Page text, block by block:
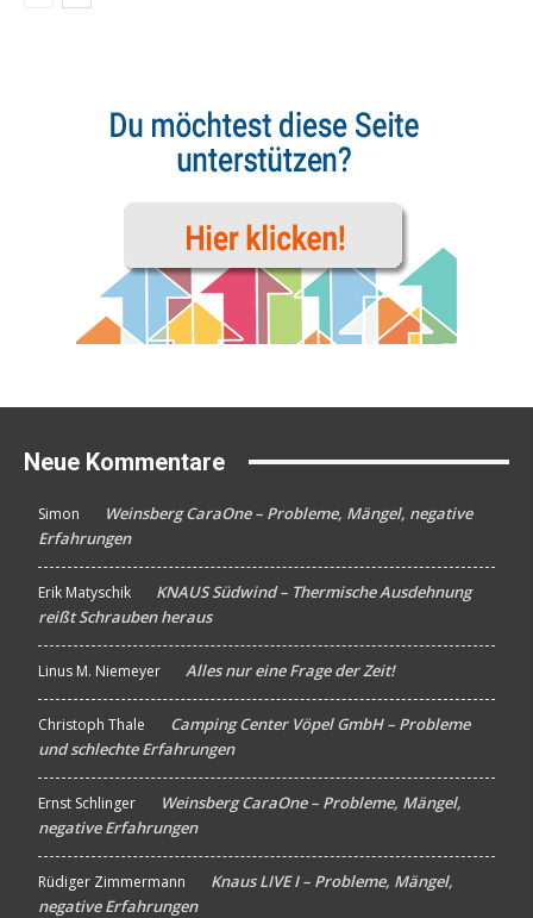
Neue Kommentare
Simon
Weinsberg CaraOne – Probleme, Mängel, negative
Erfahrungen
Erik Matyschik
KNAUS Südwind – Thermische Ausdehnung
reißt Schrauben heraus
Linus M. Niemeyer Alles nur eine Frage der Zeit!
Christoph Thale
Camping Center Vöpel GmbH – Probleme
und schlechte Erfahrungen
Ernst Schlinger
Weinsberg CaraOne – Probleme, Mängel,
negative Erfahrungen
Rüdiger Zimmermann
Knaus LIVE I – Probleme, Mängel,
negative Erfahrungen